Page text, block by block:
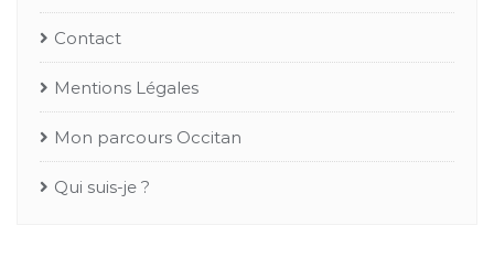
Contact
Mentions Légales
Mon parcours Occitan
Qui suis-je ?